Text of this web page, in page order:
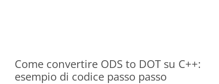
Come convertire ODS to DOT su C++:
esempio di codice passo passo